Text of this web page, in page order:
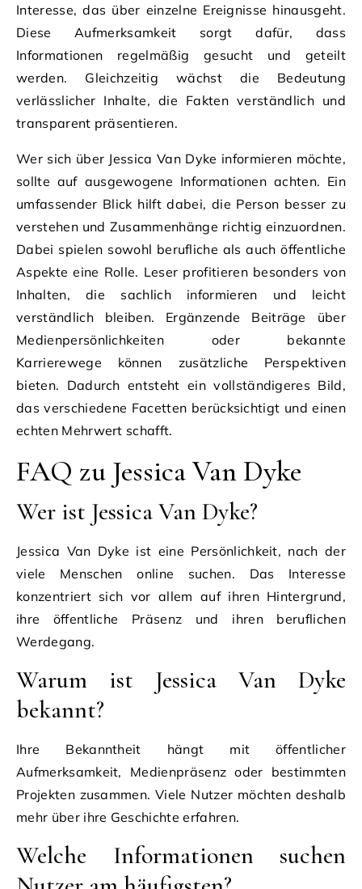
Interesse, das über einzelne Ereignisse hinausgeht.
Diese Aufmerksamkeit sorgt dafür, dass
Informationen regelmäßig gesucht und geteilt
werden. Gleichzeitig wächst die Bedeutung
verlässlicher Inhalte, die Fakten verständlich und
transparent präsentieren.
Wer sich über Jessica Van Dyke informieren möchte,
sollte auf ausgewogene Informationen achten. Ein
umfassender Blick hilft dabei, die Person besser zu
verstehen und Zusammenhänge richtig einzuordnen.
Dabei spielen sowohl berufliche als auch öffentliche
Aspekte eine Rolle. Leser profitieren besonders von
Inhalten, die sachlich informieren und leicht
verständlich bleiben. Ergänzende Beiträge über
Medienpersönlichkeiten oder bekannte
Karrierewege können zusätzliche Perspektiven
bieten. Dadurch entsteht ein vollständigeres Bild,
das verschiedene Facetten berücksichtigt und einen
echten Mehrwert schafft.
FAQ zu Jessica Van Dyke
Wer ist Jessica Van Dyke?
Jessica Van Dyke ist eine Persönlichkeit, nach der
viele Menschen online suchen. Das Interesse
konzentriert sich vor allem auf ihren Hintergrund,
ihre öffentliche Präsenz und ihren beruflichen
Werdegang.
Warum ist Jessica Van Dyke
bekannt?
Ihre Bekanntheit hängt mit öffentlicher
Aufmerksamkeit, Medienpräsenz oder bestimmten
Projekten zusammen. Viele Nutzer möchten deshalb
mehr über ihre Geschichte erfahren.
Welche Informationen suchen